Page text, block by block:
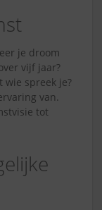
je droom
vijf jaar?
wie spreek je?
van.
tot